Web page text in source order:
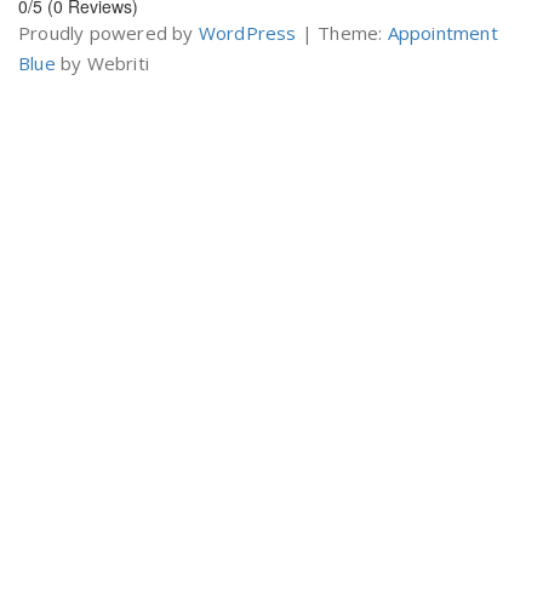
0/5 (0 Reviews)
Proudly powered by WordPress | Theme: Appointment
Blue by Webriti